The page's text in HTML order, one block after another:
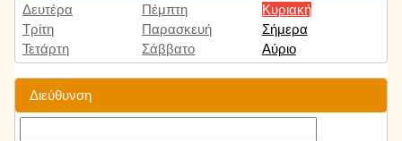
Δευτέρα
Τρίτη
Τετάρτη
Πέμπτη
Παρασκευή
Σάββατο
Κυριακή
Σήμερα
Αύριο
Διεύθυνση